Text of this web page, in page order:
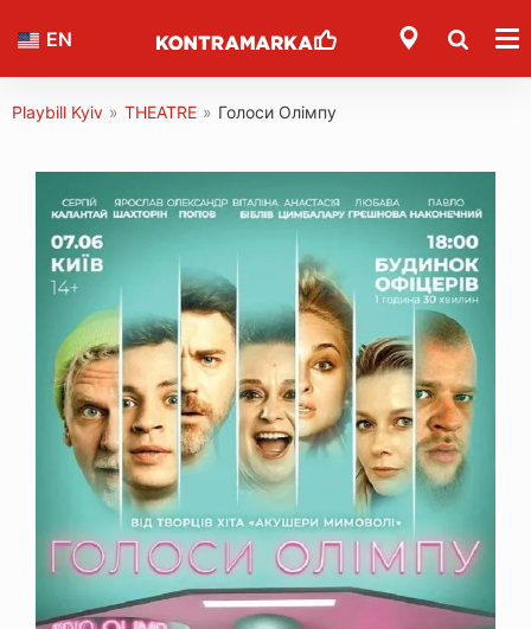
EN
Playbill Kyiv » THEATRE » Голоси Олімпу